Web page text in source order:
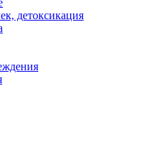
детоксикация